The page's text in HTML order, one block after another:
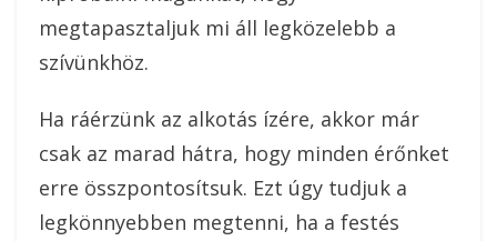
megtapasztaljuk mi áll legközelebb a
szívünkhöz.
Ha ráérzünk az alkotás ízére, akkor már
csak az marad hátra, hogy minden érőnket
erre összpontosítsuk. Ezt úgy tudjuk a
legkönnyebben megtenni, ha a festés